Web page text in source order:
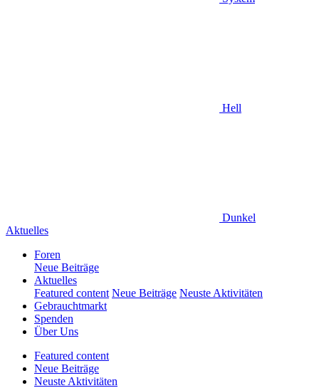
Hell
Dunkel
Aktuelles
Foren
Neue Beiträge
Aktuelles
Featured content Neue Beiträge Neuste Aktivitäten
Gebrauchtmarkt
Spenden
Über Uns
Featured content
Neue Beiträge
Neuste Aktivitäten